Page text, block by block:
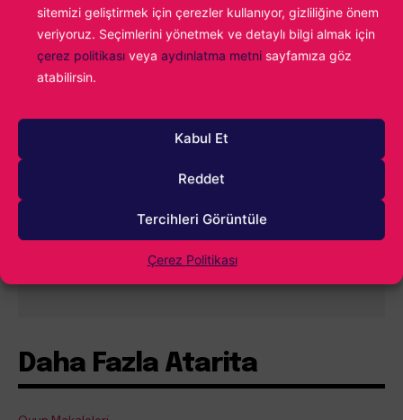
sitemizi geliştirmek için çerezler kullanıyor, gizliliğine önem
veriyoruz. Seçimlerini yönetmek ve detaylı bilgi almak için
çerez politikası veya aydınlatma metni sayfamıza göz
atabilirsin.
Kabul Et
Reddet
Tercihleri Görüntüle
Çerez Politikası
YORUM
Daha Fazla Atarita